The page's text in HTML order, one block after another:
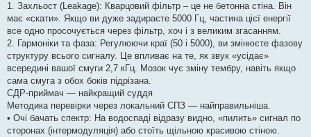
1. Захльост (Leakage): Кварцовий фільтр – це не бетонна стіна. Він
має «скати». Якщо ви дуже задираєте 5000 Гц, частина цієї енергії
все одно просочується через фільтр, хоч і з великим згасанням.
2. Гармоніки та фаза: Регулюючи краї (50 і 5000), ви змінюєте фазову
структуру всього сигналу. Це впливає на те, як звук «усідає»
всередині вашої смуги 2,7 кГц. Мозок чує зміну тембру, навіть якщо
сама смуга з обох боків підрізана.
СДР-приймач — найкращий суддя
Методика перевірки через локальний СПЗ — найправильніша.
• Очі бачать спектр: На водоспаді відразу видно, «пилить» сигнал по
сторонах (інтермодуляція) або стоїть щільною красивою стіною.